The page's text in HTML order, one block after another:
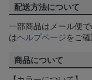
配送方法について
一部商品はメール便
はヘルプページをご確
商品について